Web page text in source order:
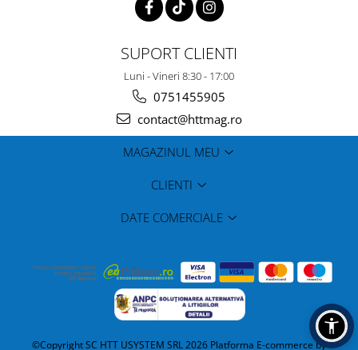
SUPORT CLIENTI
Luni - Vineri 8:30 - 17:00
0751455905
contact@httmag.ro
MAGAZINUL MEU
CLIENTI
DATE COMERCIALE
©Copyright SC HTT USYSTEM SRL 2026 Platforma E-commerce by